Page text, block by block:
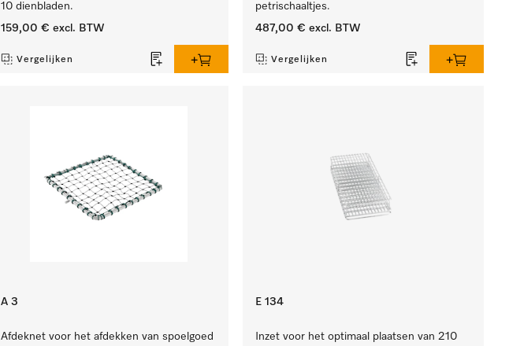
10 dienbladen.
159,00 € excl. BTW
Vergelijken
petrischaaltjes.
487,00 € excl. BTW
Vergelijken
A 3
Afdeknet voor het afdekken van spoelgoed
E 134
Inzet voor het optimaal plaatsen van 210